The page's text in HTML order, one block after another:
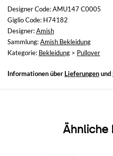
nicht verfügbar
Größe und Passform
Relaxed-Fit
Designer Code: AMU147 C0005
Giglio Code: H74182
Designer:Amish
Sammlung:Amish Bekleidung
Kategorie: Bekleidung > Pullover
Informationen über Lieferungenund
Ähnliche